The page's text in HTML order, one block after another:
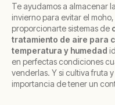
Te ayudamos a almacenar
invierno para evitar el
proporcionarte sistemas de
tratamiento de aire para
temperatura y humedad
en perfectas condiciones
venderlas. Y si cultiva fruta
importancia de tener un